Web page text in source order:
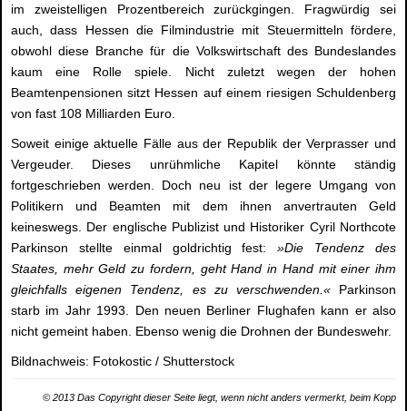
im zweistelligen Prozentbereich zurückgingen. Fragwürdig sei
auch, dass Hessen die Filmindustrie mit Steuermitteln fördere,
obwohl diese Branche für die Volkswirtschaft des Bundeslandes
kaum eine Rolle spiele. Nicht zuletzt wegen der hohen
Beamtenpensionen sitzt Hessen auf einem riesigen Schuldenberg
von fast 108 Milliarden Euro.
Soweit einige aktuelle Fälle aus der Republik der Verprasser und
Vergeuder. Dieses unrühmliche Kapitel könnte ständig
fortgeschrieben werden. Doch neu ist der legere Umgang von
Politikern und Beamten mit dem ihnen anvertrauten Geld
keineswegs. Der englische Publizist und Historiker Cyril Northcote
Parkinson stellte einmal goldrichtig fest:»Die Tendenz des
Staates, mehr Geld zu fordern, geht Hand in Hand mit einer ihm
gleichfalls eigenen Tendenz, es zu verschwenden.«Parkinson
starb im Jahr 1993. Den neuen Berliner Flughafen kann er also
nicht gemeint haben. Ebenso wenig die Drohnen der Bundeswehr.
Bildnachweis: Fotokostic / Shutterstock
© 2013 Das Copyright dieser Seite liegt, wenn nicht anders vermerkt, beim Kopp